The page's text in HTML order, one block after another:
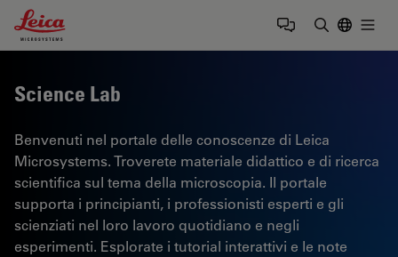
Leica Microsystems Logo
Science Lab
Benvenuti nel portale delle conoscenze di Leica
Microsystems. Troverete materiale didattico e di ricerca
scientifica sul tema della microscopia. Il portale
supporta i principianti, i professionisti esperti e gli
scienziati nel loro lavoro quotidiano e negli
esperimenti. Esplorate i tutorial interattivi e le note